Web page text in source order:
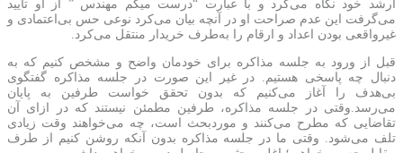
ارشد خود نگاه می‌کرد و با عبارت “درست میگم مهندس ” از او تأیید
می‌گرفت این عدم صراحت او در آنچه بیان می‌کرد نوعی حس بی‌اعتمادی و
غیرواقعی بودن اعداد و ارقام را به‌طرف خریدار منتقل می‌کرد.
قبل از ورود به جلسه مذاکره برای خودمان واضح و مشخص کنیم که به
دنبال چه پاسخی هستیم. در غیر این صورت در جلسه مذاکره گفتگوی
بی‌هدف را آغاز می‌کنیم که بدون تحقق خواست طرفین به پایان
می‌رسد.وقتی در جلسه مذاکره، طرفین مطمئن نیستند که در ازای آن
تقاضایی که مطرح می‌کنند و موردبحث است، چه می‌خواهند وقت زیادی
تلف می‌شود. وقتی ما در جلسه مذاکره بدون آنکه روشن کنیم از طرف